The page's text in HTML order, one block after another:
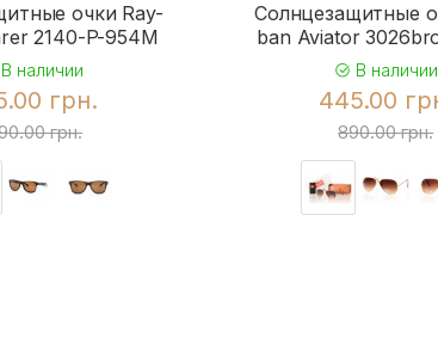
очки Ray-
2140-P-954M
В наличии
грн.
грн.
Солнцезащитные
ban Aviator
В наличии
445.00
890.00 грн.